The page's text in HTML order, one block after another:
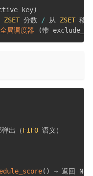
key)
ZSET 分数 / 从 ZSET 移除
局调度器 (带
出（FIFO 语义）
( )
→ 返回